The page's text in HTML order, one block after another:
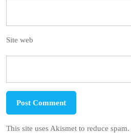
Site web
This site uses Akismet to reduce spam.